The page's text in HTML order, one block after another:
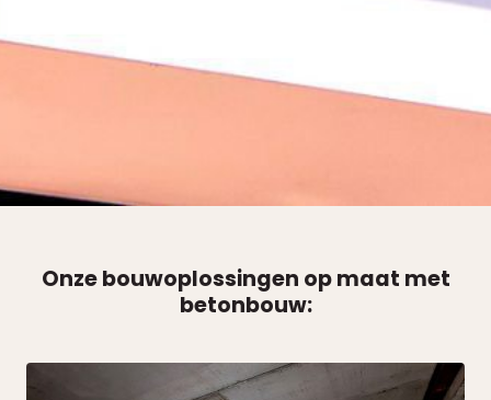
Onze bouwoplossingen op maat met
betonbouw: